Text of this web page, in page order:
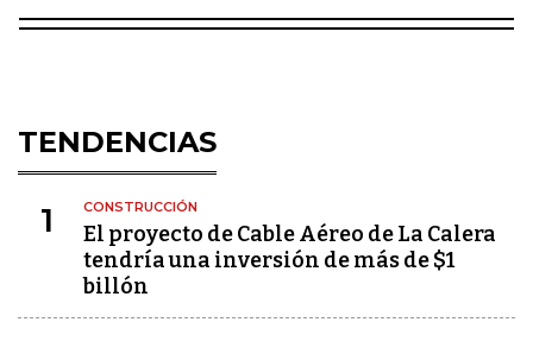
TENDENCIAS
1 CONSTRUCCIÓN
El proyecto de Cable Aéreo de La Calera
tendría una inversión de más de $1
billón